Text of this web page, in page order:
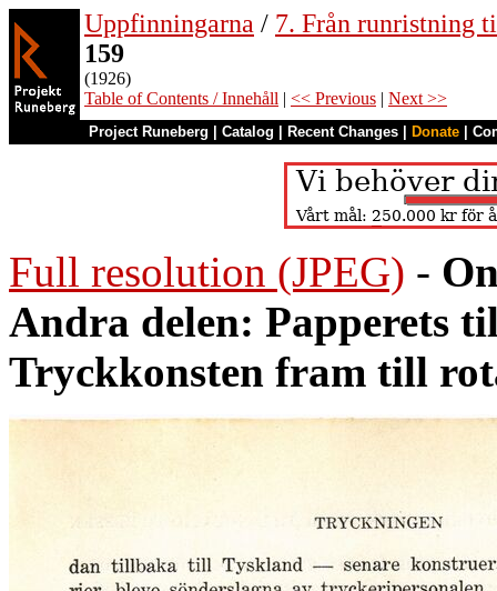
Uppfinningarna / 7. Från runristning
159
(1926)
Table of Contents / Innehåll | << Previous | Next >>
Project Runeberg Catalog Recent Changes Donate
Full resolution (JPEG) -
Andra delen: Papperets
Tryckkonsten fram till